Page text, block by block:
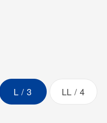
L 3 LL 4